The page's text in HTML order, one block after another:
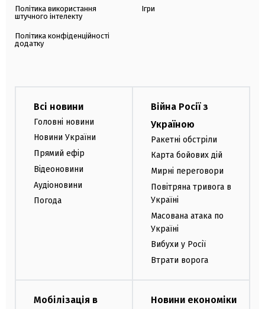
Політика використання
штучного інтелекту
Політика конфіденційності
додатку
Ігри
Всі новини
Головні новини
Новини України
Прямий ефір
Відеоновини
Аудіоновини
Погода
Війна Росії з
Україною
Ракетні обстріли
Карта бойових дій
Мирні переговори
Повітряна тривога в
Україні
Масована атака по
Україні
Вибухи у Росії
Втрати ворога
Мобілізація в
Новини економіки